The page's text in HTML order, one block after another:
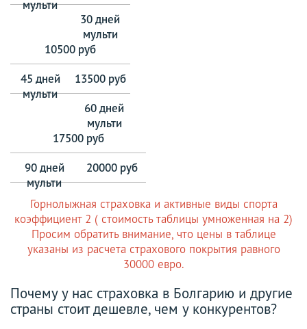
10500 руб
13500 руб
17500 руб
20000 руб
Горнолыжная страховка и активные виды спорта
коэффициент 2 ( стоимость таблицы умноженная на 2)
Просим обратить внимание, что цены в таблице
указаны из расчета страхового покрытия равного
30000 евро.
Почему у нас страховка в Болгарию и другие
страны стоит дешевле, чем у конкурентов?